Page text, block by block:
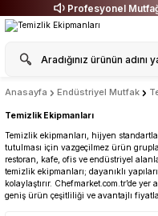
Profesyonel
Anasayfa Endüstriyel Mutfak
Temizlik Ekipmanları
Temizlik ekipmanları, hijyen
tutulması için vazgeçilmez ürün
restoran, kafe, ofis ve endüstriyel
temizlik ekipmanları; dayanıklı
kolaylaştırır. Chefmarket.com.tr’de
geniş ürün çeşitliliği ve avantajlı